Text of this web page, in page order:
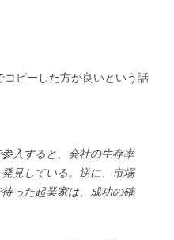
ピーした方が良いという話
入すると、会社の生存率
見している。逆に、市場
った起業家は、成功の確